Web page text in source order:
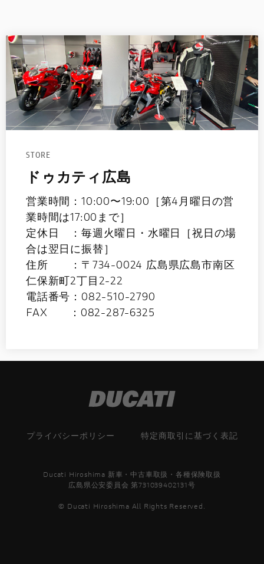
STORE
ドゥカティ広島
営業時間：10:00〜19:00［第4月曜日の営
業時間は17:00まで］
定休日 ：毎週火曜日・水曜日［祝日の場
合は翌日に振替］
住所 ：〒734-0024 広島県広島市南区
仁保新町2丁目2-22
電話番号：082-510-2790
FAX ：082-287-6325
プライバシーポリシー 特定商取引に基づく表記
Ducati Hiroshima 新車・中古車取扱・各種保険取扱
広島県公安委員会 第731039402131号
© Ducati Hiroshima All Rights Reserved.